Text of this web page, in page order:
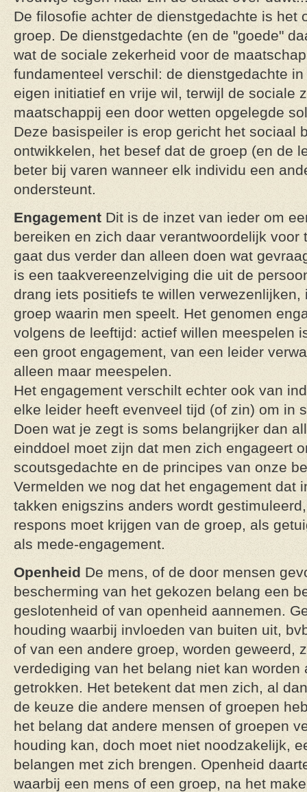
De filosofie achter de dienstgedachte is het
groep. De dienstgedachte (en de "goede"
wat de sociale zekerheid voor de
fundamenteel verschil: de dienstgedachte
eigen initiatief en vrije wil, terwijl de sociale
maatschappij een door wetten opgelegde
Deze basispeiler is erop gericht het sociaal
ontwikkelen, het besef dat de groep (en de
beter bij varen wanneer elk individu een
ondersteunt.
Engagement Dit is de inzet van ieder om
bereiken en zich daar verantwoordelijk voor
gaat dus verder dan alleen doen wat
is een taakvereenzelviging die uit de
drang iets positiefs te willen verwezenlijken,
groep waarin men speelt. Het genomen
volgens de leeftijd: actief willen meespelen
een groot engagement, van een leider
alleen maar meespelen.
Het engagement verschilt echter ook van
elke leider heeft evenveel tijd (of zin) om in
Doen wat je zegt is soms belangrijker dan
einddoel moet zijn dat men zich engageert
scoutsgedachte en de principes van onze
Vermelden we nog dat het engagement dat
takken enigszins anders wordt
respons moet krijgen van de groep, als
als mede-engagement.
Openheid De mens, of de door mensen
bescherming van het gekozen belang een
geslotenheid of van openheid aannemen.
houding waarbij invloeden van buiten uit,
of van een andere groep, worden geweerd,
verdediging van het belang niet kan worden
getrokken. Het betekent dat men zich, al
de keuze die andere mensen of groepen
het belang dat andere mensen of groepen
houding kan, doch moet niet noodzakelijk,
belangen met zich brengen. Openheid
waarbij een mens of een groep, na het